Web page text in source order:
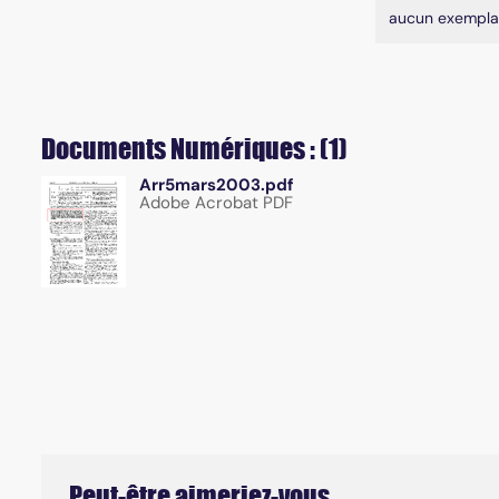
aucun
Documents Numériques : (1)
Arr5mars2003.pdf
Adobe Acrobat PDF